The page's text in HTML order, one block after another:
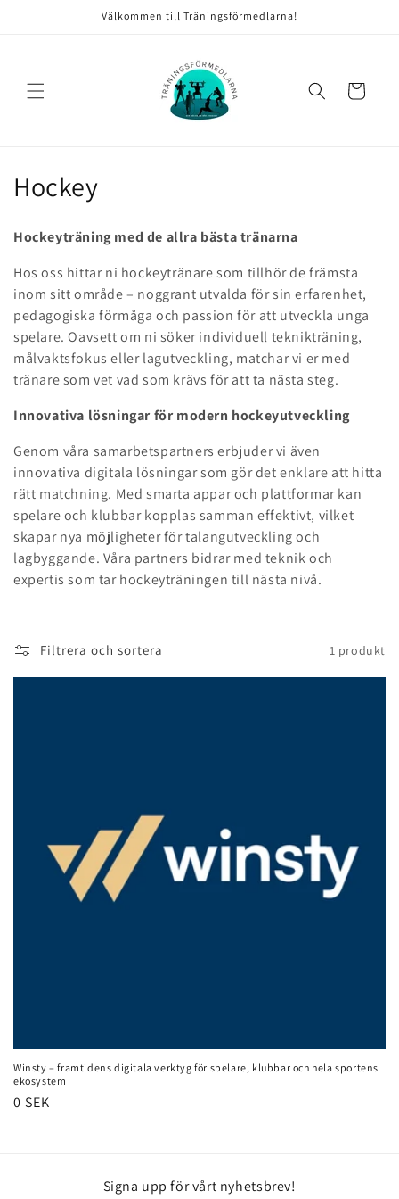
Välkommen till Träningsförmedlarna!
Varukorg
P
d
u
k
t
s
e
r
i
e
Hockey
Hockeyträning med de allra bästa tränarna
Hos oss hittar ni hockeytränare som tillhör de främsta
inom sitt område – noggrant utvalda för sin erfarenhet,
pedagogiska förmåga och passion för att utveckla unga
spelare. Oavsett om ni söker individuell teknikträning,
målvaktsfokus eller lagutveckling, matchar vi er med
tränare som vet vad som krävs för att ta nästa steg.
Innovativa lösningar för modern hockeyutveckling
Genom våra samarbetspartners erbjuder vi även
innovativa digitala lösningar som gör det enklare att hitta
rätt matchning. Med smarta appar och plattformar kan
spelare och klubbar kopplas samman effektivt, vilket
skapar nya möjligheter för talangutveckling och
lagbyggande. Våra partners bidrar med teknik och
expertis som tar hockeyträningen till nästa nivå.
Filtrera och sortera 1 produkt
Winsty – framtidens digitala verktyg för spelare, klubbar och hela sportens
ekosystem
Ordinarie
0 SEK
Signa upp för vårt nyhetsbrev!